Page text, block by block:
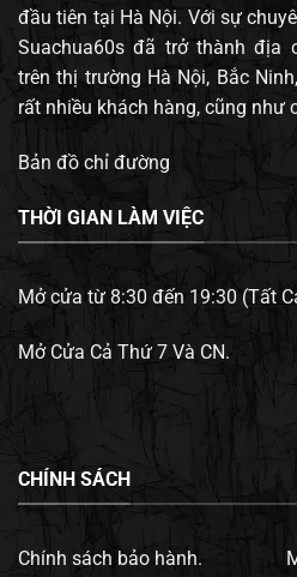
đầu tiên tại Hà Nội. Với sự
Suachua60s đã trở thành địa
trên thị trường Hà Nội, Bắc
rất nhiều khách hàng, cũng như
Bản đồ chỉ đường
THỜI GIAN LÀM VIỆC
Mở cửa từ 8:30 đến 19:30 (Tất
Mở Cửa Cả Thứ 7 Và CN.
CHÍNH SÁCH
Chính sách bảo hành.